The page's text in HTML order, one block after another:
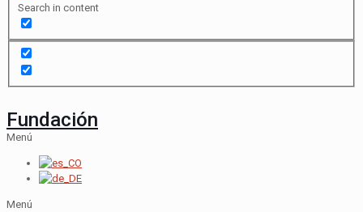
Search in content
Fundación
Menú
Menú